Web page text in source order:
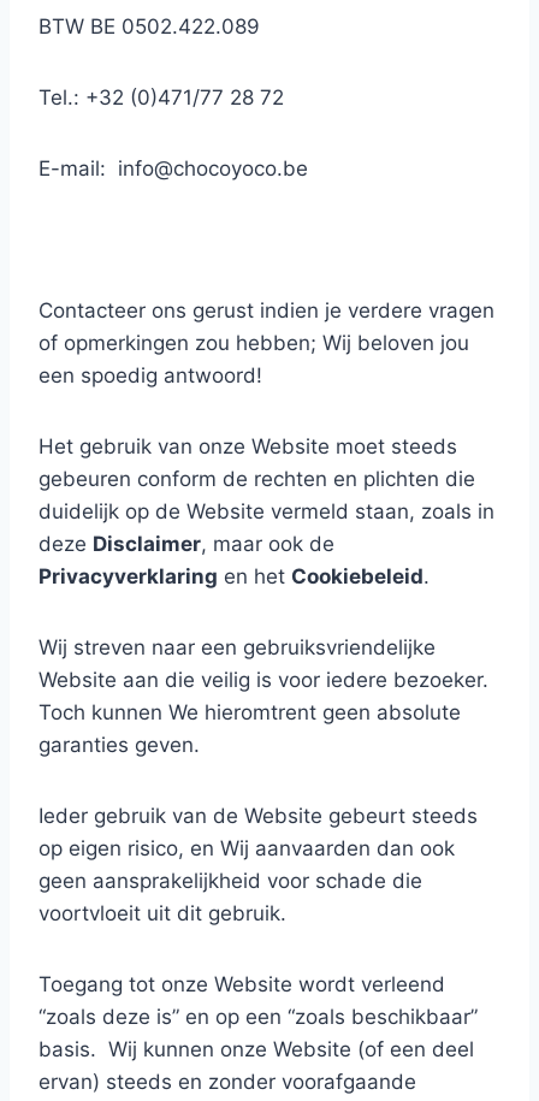
BTW BE 0502.422.089
Tel.: +32 (0)471/77 28 72
E-mail: info@chocoyoco.be
Contacteer ons gerust indien je verdere vragen
of opmerkingen zou hebben; Wij beloven jou
een spoedig antwoord!
Het gebruik van onze Website moet steeds
gebeuren conform de rechten en plichten die
duidelijk op de Website vermeld staan, zoals in
deze Disclaimer, maar ook de
Privacyverklaring en het Cookiebeleid.
Wij streven naar een gebruiksvriendelijke
Website aan die veilig is voor iedere bezoeker.
Toch kunnen We hieromtrent geen absolute
garanties geven.
Ieder gebruik van de Website gebeurt steeds
op eigen risico, en Wij aanvaarden dan ook
geen aansprakelijkheid voor schade die
voortvloeit uit dit gebruik.
Toegang tot onze Website wordt verleend
“zoals deze is” en op een “zoals beschikbaar”
basis. Wij kunnen onze Website (of een deel
ervan) steeds en zonder voorafgaande